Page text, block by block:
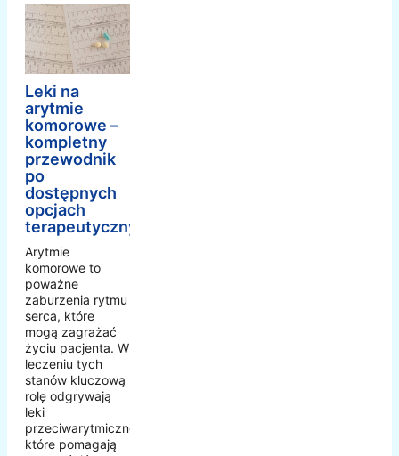
Leki na
arytmie
komorowe –
kompletny
przewodnik
po
dostępnych
opcjach
terapeutycznych
Arytmie
komorowe to
poważne
zaburzenia rytmu
serca, które
mogą zagrażać
życiu pacjenta. W
leczeniu tych
stanów kluczową
rolę odgrywają
leki
przeciwarytmiczne,
które pomagają